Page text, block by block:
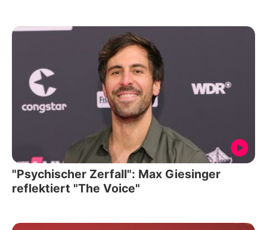
"Psychischer Zerfall": Max Giesinger
reflektiert "The Voice"